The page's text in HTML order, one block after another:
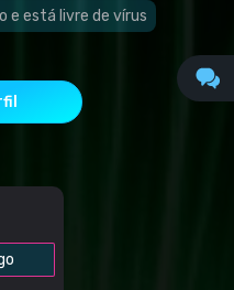
e está livre de vírus